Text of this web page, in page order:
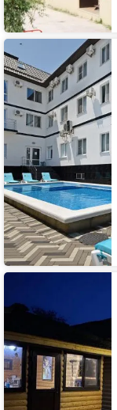
Гостиница
GOLDLEO
Гостевой
Азов